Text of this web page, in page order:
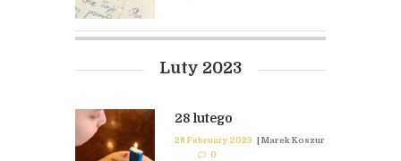
Luty 2023
28 lutego
28 February 2023 | Marek Koszur
0